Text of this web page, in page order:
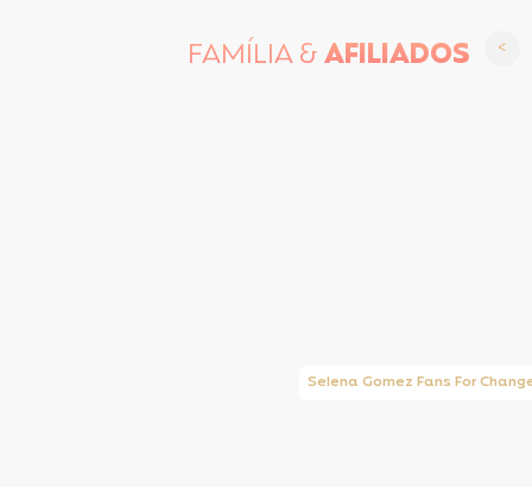
FAMÍLIA &AFILIADOS
Selena Gomez Fans For